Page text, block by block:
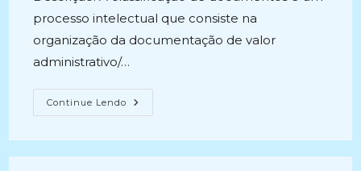
processo intelectual que consiste na
organização da documentação de valor
administrativo/…
Continue Lendo ANÁLISE
DO
DE